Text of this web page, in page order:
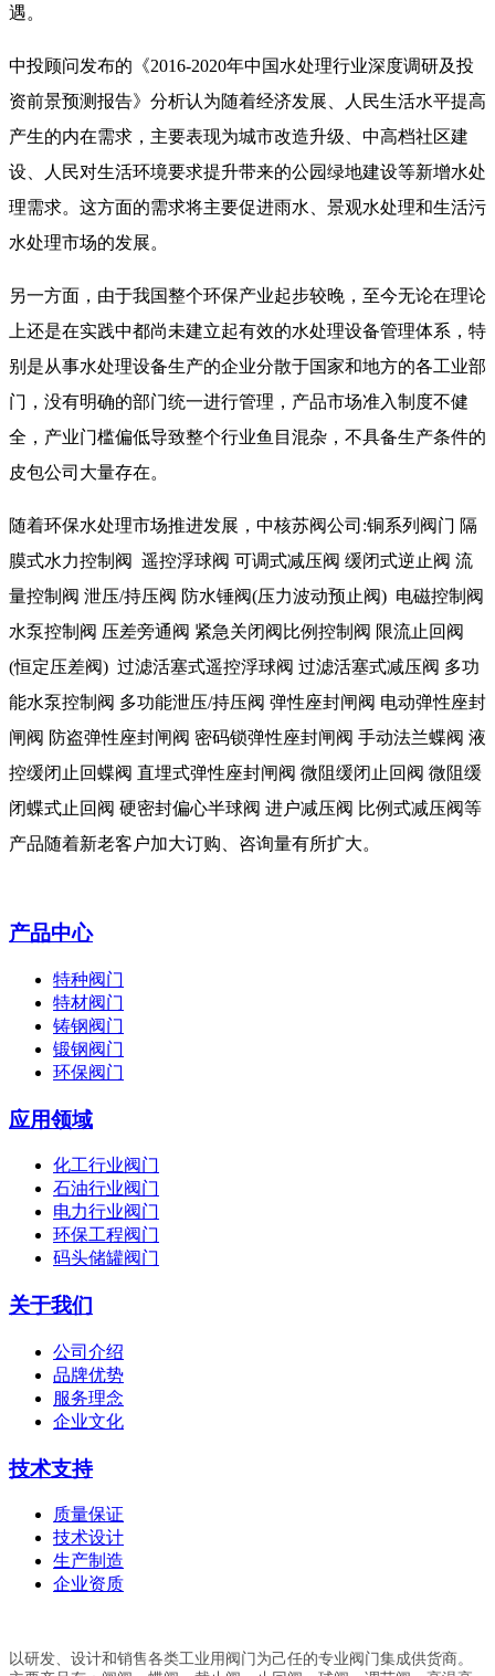
遇。
中投顾问发布的《2016-2020年中国水处理行业深度调研及投
资前景预测报告》分析认为随着经济发展、人民生活水平提高
产生的内在需求，主要表现为城市改造升级、中高档社区建
设、人民对生活环境要求提升带来的公园绿地建设等新增水处
理需求。这方面的需求将主要促进雨水、景观水处理和生活污
水处理市场的发展。
另一方面，由于我国整个环保产业起步较晚，至今无论在理论
上还是在实践中都尚未建立起有效的水处理设备管理体系，特
别是从事水处理设备生产的企业分散于国家和地方的各工业部
门，没有明确的部门统一进行管理，产品市场准入制度不健
全，产业门槛偏低导致整个行业鱼目混杂，不具备生产条件的
皮包公司大量存在。
随着环保水处理市场推进发展，中核苏阀公司:铜系列阀门 隔
膜式水力控制阀 遥控浮球阀 可调式减压阀 缓闭式逆止阀 流
量控制阀 泄压/持压阀 防水锤阀(压力波动预止阀) 电磁控制阀
水泵控制阀 压差旁通阀 紧急关闭阀比例控制阀 限流止回阀
(恒定压差阀) 过滤活塞式遥控浮球阀 过滤活塞式减压阀 多功
能水泵控制阀 多功能泄压/持压阀 弹性座封闸阀 电动弹性座封
闸阀 防盗弹性座封闸阀 密码锁弹性座封闸阀 手动法兰蝶阀 液
控缓闭止回蝶阀 直埋式弹性座封闸阀 微阻缓闭止回阀 微阻缓
闭蝶式止回阀 硬密封偏心半球阀 进户减压阀 比例式减压阀等
产品随着新老客户加大订购、咨询量有所扩大。
产品中心
特种阀门
特材阀门
铸钢阀门
锻钢阀门
环保阀门
应用领域
化工行业阀门
石油行业阀门
电力行业阀门
环保工程阀门
码头储罐阀门
关于我们
公司介绍
品牌优势
服务理念
企业文化
技术支持
质量保证
技术设计
生产制造
企业资质
以研发、设计和销售各类工业用阀门为己任的专业阀门集成供货商。